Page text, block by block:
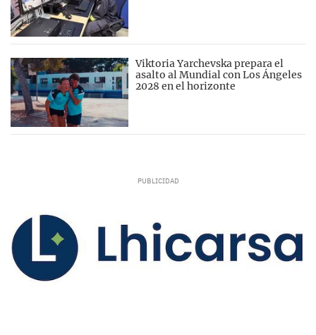
Viktoria Yarchevska prepara el
asalto al Mundial con Los Ángeles
2028 en el horizonte